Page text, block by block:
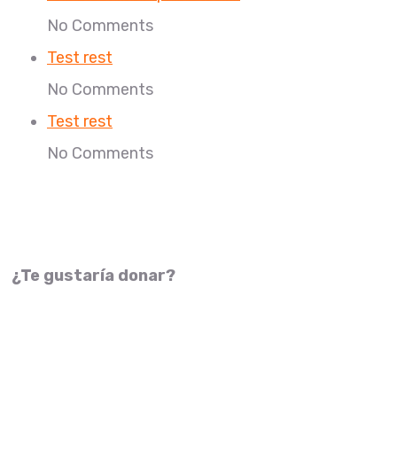
No Comments
Test rest
No Comments
Test rest
No Comments
¿Te gustaría donar?